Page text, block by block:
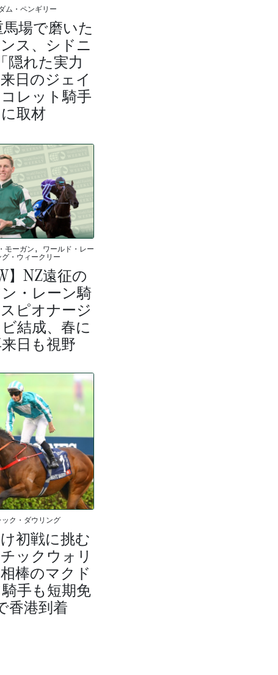
ム・ペンギリー
場で磨いた
ス、シドニ
隠れた実力
日のジェイ
レット騎手
に取材
モーガン, ワールド・レー
グ・ウィークリー
】NZ遠征の
・レーン騎
ピオナージ
結成、春に
日も視野
ック・ダウリング
初戦に挑む
ックウォリ
棒のマクド
手も短期免
香港到着